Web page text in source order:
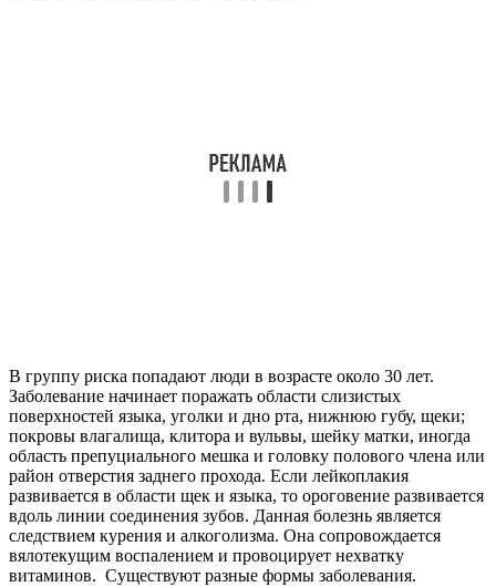
В группу риска попадают люди в возрасте около 30 лет.
Заболевание начинает поражать области слизистых
поверхностей языка, уголки и дно рта, нижнюю губу, щеки;
покровы влагалища, клитора и вульвы, шейку матки, иногда
область препуциального мешка и головку полового члена или
район отверстия заднего прохода. Если лейкоплакия
развивается в области щек и языка, то ороговение развивается
вдоль линии соединения зубов. Данная болезнь является
следствием курения и алкоголизма. Она сопровождается
вялотекущим воспалением и провоцирует нехватку
витаминов. Существуют разные формы заболевания.